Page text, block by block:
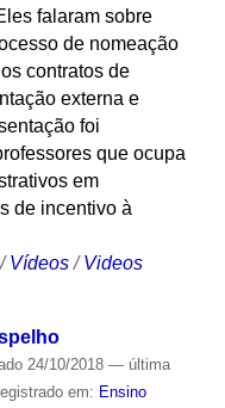
falaram sobre
de nomeação
contratos de
externa e
foi
que ocupa
em
de incentivo à
/Vídeos /Videos
24/10/2018 — última
em: Ensino